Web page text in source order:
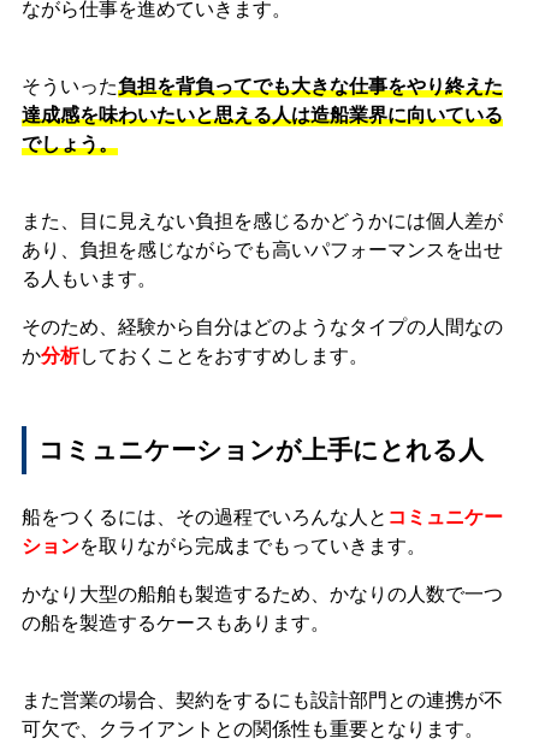
ながら仕事を進めていきます。
そういった負担を背負ってでも大きな仕事をやり終えた
達成感を味わいたいと思える人は造船業界に向いている
でしょう。
また、目に見えない負担を感じるかどうかには個人差が
あり、負担を感じながらでも高いパフォーマンスを出せ
る人もいます。
そのため、経験から自分はどのようなタイプの人間なの
か分析しておくことをおすすめします。
コミュニケーションが上手にとれる人
船をつくるには、その過程でいろんな人と コミュニケー
ションを取りながら完成までもっていきます。
かなり大型の船舶も製造するため、かなりの人数で一つ
の船を製造するケースもあります。
また営業の場合、契約をするにも設計部門との連携が不
可欠で、クライアントとの関係性も重要となります。